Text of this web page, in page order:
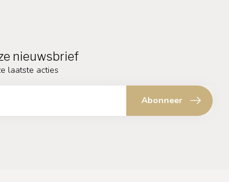
nieuwsbrief
laatste acties
Abonneer